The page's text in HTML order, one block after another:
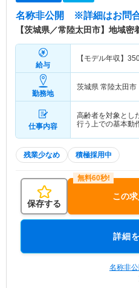
名称非公開 ※詳細はお問
【茨城県／常陸太田市】地域
給与
【モデル年収】
勤務地
茨城県 常陸太田市
仕事内容
高齢者を対象とし
行う上での基本動
残業少なめ 積極採用中
保存する
この
詳細
名称非